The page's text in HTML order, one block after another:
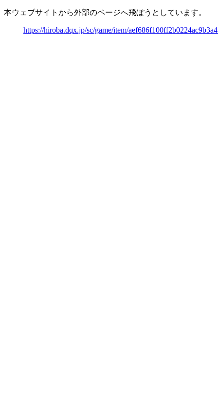
本ウェブサイトから外部のページへ飛ぼうとしています。
https://hiroba.dqx.jp/sc/game/item/